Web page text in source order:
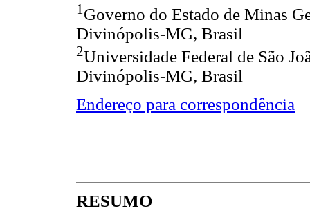
1 Governo do Estado de Minas
Divinópolis-MG, Brasil
2Universidade Federal de São
Divinópolis-MG, Brasil
Endereço para correspondência
RESUMO